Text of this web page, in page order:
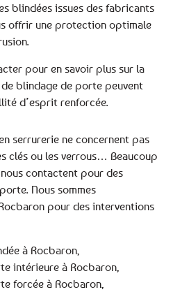
blindées issues des fabricants
offrir une protection optimale
pour en savoir plus sur la
blindage de porte peuvent
d’esprit renforcée.
serrurerie ne concernent pas
clés ou les verrous… Beaucoup
contactent pour des
Nous sommes
pour des interventions
à Rocbaron,
intérieure à Rocbaron,
forcée à Rocbaron,